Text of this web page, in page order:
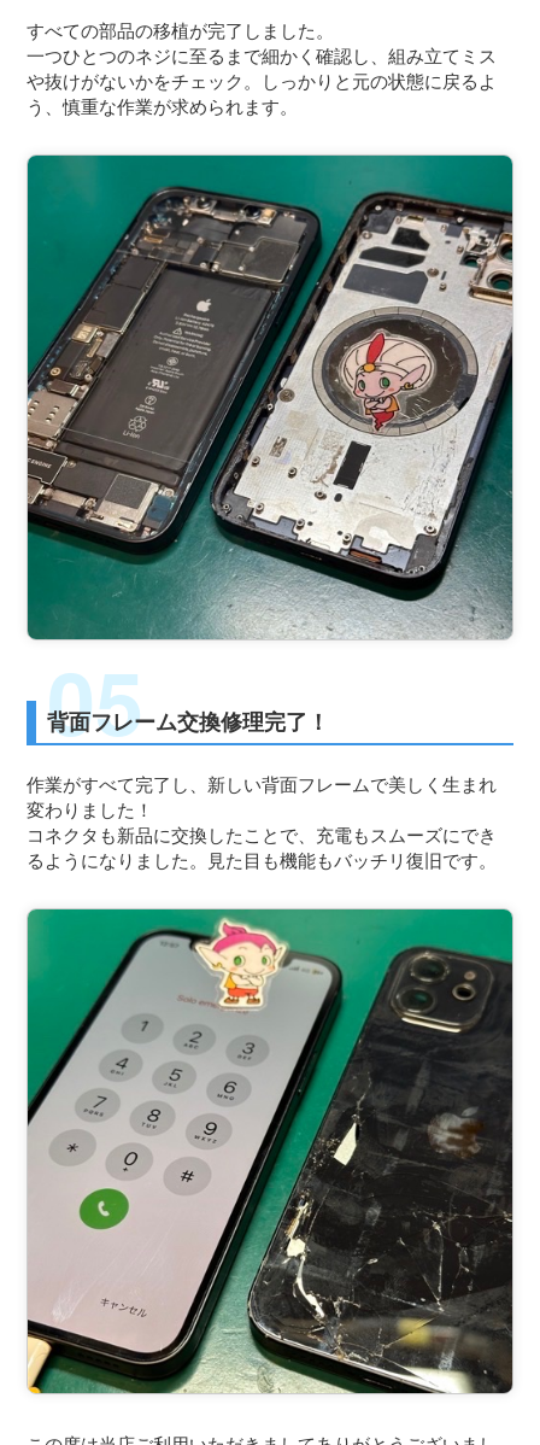
すべての部品の移植が完了しました。
一つひとつのネジに至るまで細かく確認し、組み立てミス
や抜けがないかをチェック。しっかりと元の状態に戻るよ
う、慎重な作業が求められます。
背面フレーム交換修理完了！
作業がすべて完了し、新しい背面フレームで美しく生まれ
変わりました！
コネクタも新品に交換したことで、充電もスムーズにでき
るようになりました。見た目も機能もバッチリ復旧です。